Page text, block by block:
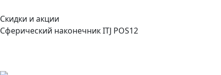
Скидки и акции
Сферический наконечник ITJ POS12